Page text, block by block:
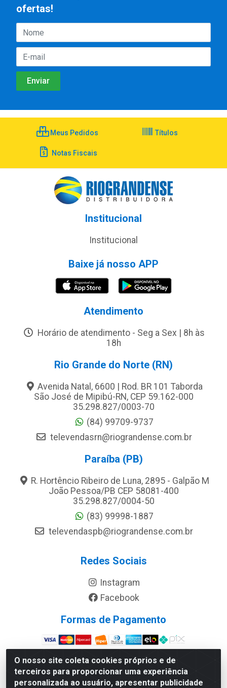
O nosso site coleta cookies próprios e de
terceiros para proporcionar uma experiência
personalizada ao usuário, apresentar publicidade
ofertas!
Meus Pedidos Títulos
Notas Fiscais
Institucional
Institucional
Baixe já nosso APP
Atendimento
Horário de atendimento - Seg a Sex | 8h às
18h
Rio Grande do Norte (RN)
Avenida Natal, 6600 | Rod. BR 101 Taborda
São José de Mipibú-RN, CEP 59.162-000
35.298.827/0003-70
(84) 99709-9737
televendasrn@riograndense.com.br
Paraíba (PB)
R. Hortêncio Ribeiro de Luna, 2895 - Galpão M
João Pessoa/PB CEP 58081-400
35.298.827/0004-50
(83) 99998-1887
televendaspb@riograndense.com.br
Redes Sociais
Instagram
Facebook
Formas de Pagamento
Site Seguro